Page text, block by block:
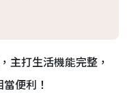
，主打生活機能完整，
便利！